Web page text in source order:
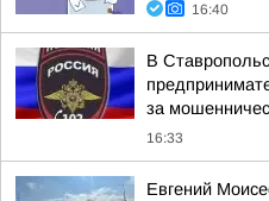
16:40
В
за
16:33
Евгений